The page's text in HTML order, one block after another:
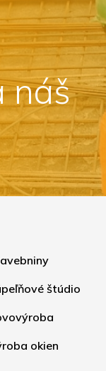
náš
štúdio
okien